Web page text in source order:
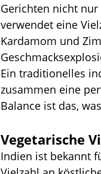
Gerichten nicht nur
verwendet eine
Kardamom und
Ein traditionelles
zusammen eine
Balance ist das,
Vegetarische
Indien ist bekannt